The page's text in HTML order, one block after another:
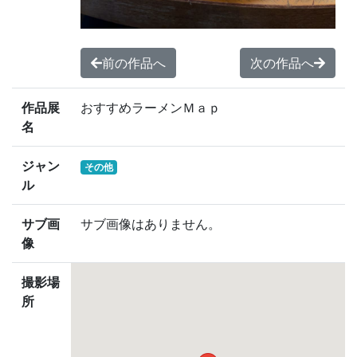
前の作品へ 次の作品へ
作品展
名
おすすめラーメンＭａｐ
ジャン
ル
その他
サブ画
像
サブ画像はありません。
撮影場
所